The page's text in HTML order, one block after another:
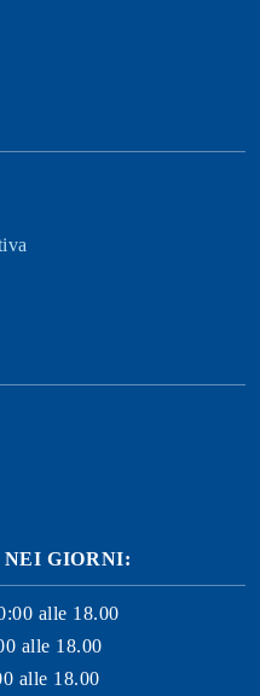
GIORNI:
alle 18.00
alle 18.00
alle 18.00